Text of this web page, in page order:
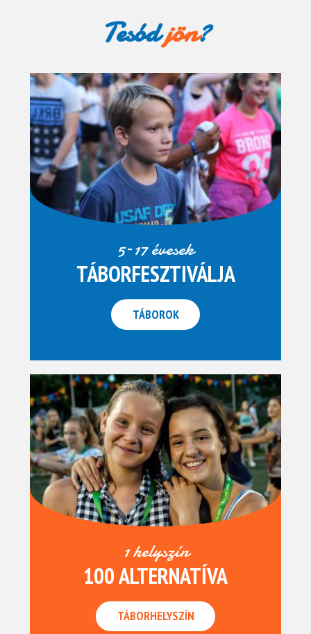
Tesódjön?
5–17 évesek
TÁBORFESZTIVÁLJA
TÁBOROK
1 helyszín
100 ALTERNATÍVA
TÁBORHELYSZÍN